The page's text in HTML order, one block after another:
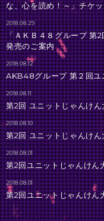
な、心を読め！～」チケ
2018.08.29
「ＡＫＢ４８グループ 第
発売のご案内
2018.08.12
AKB48グループ 第２回ユ
2018.08.11
第2回 ユニットじゃんけ
2018.08.10
第2回 ユニットじゃんけ
2018.08.01
第2回ユニットじゃんけん
2018.08.01
第2回ユニットじゃんけん